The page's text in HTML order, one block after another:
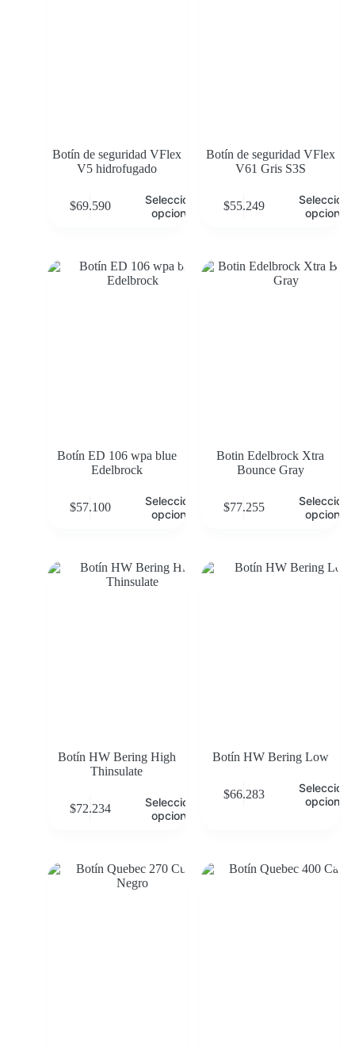
Botín de seguridad VFlex
V5 hidrofugado
$69.590
Seleccionar
opciones
Botín de seguridad VFlex
V61 Gris S3S
$55.249
opciones
Botín ED 106 wpa blue
Edelbrock
$57.100
Seleccionar
opciones
Botin Edelbrock Xtra
Bounce Gray
$77.255
opciones
Botín HW Bering High
Thinsulate
$72.234
Seleccionar
opciones
Botín HW Bering Low
$66.283
opciones